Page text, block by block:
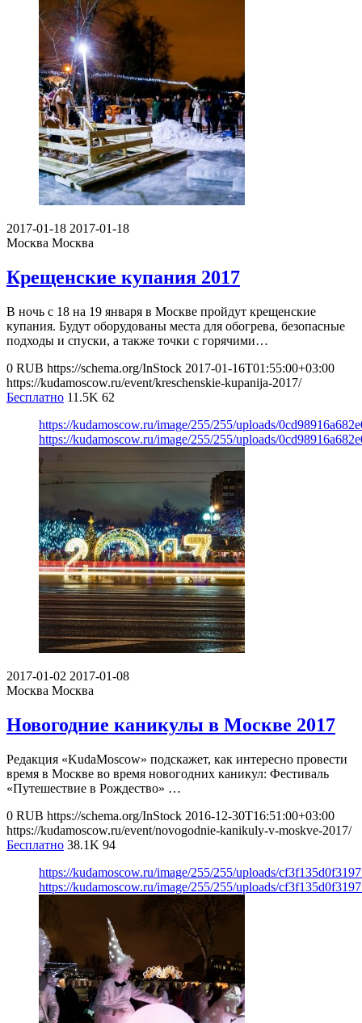
2017-01-18 2017-01-18
Москва Москва
Крещенские купания 2017
В ночь с 18 на 19 января в Москве пройдут крещенские
купания. Будут оборудованы места для обогрева, безопасные
подходы и спуски, а также точки с горячими…
0 RUB https://schema.org/InStock 2017-01-16T01:55:00+03:00
https://kudamoscow.ru/event/kreschenskie-kupanija-2017/
Бесплатно 11.5K 62
https://kudamoscow.ru/image/255/255/uploads/
https://kudamoscow.ru/image/255/255/uploads/
2017-01-02 2017-01-08
Москва Москва
Новогодние каникулы в Москве 2017
Редакция «KudaMoscow» подскажет, как интересно провести
время в Москве во время новогодних каникул: Фестиваль
«Путешествие в Рождество» …
0 RUB https://schema.org/InStock 2016-12-30T16:51:00+03:00
https://kudamoscow.ru/event/novogodnie-kanikuly-v-moskve-2017/
Бесплатно 38.1K 94
https://kudamoscow.ru/image/255/255/uploads/
https://kudamoscow.ru/image/255/255/uploads/